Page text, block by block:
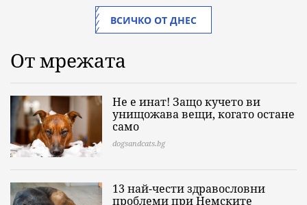
ВСИЧКО ОТ ДНЕС
От мрежата
Не е инат! Защо кучето ви
унищожава вещи, когато остане
само
dogsandcats.bg
13 най-чести здравословни
проблеми при Немските